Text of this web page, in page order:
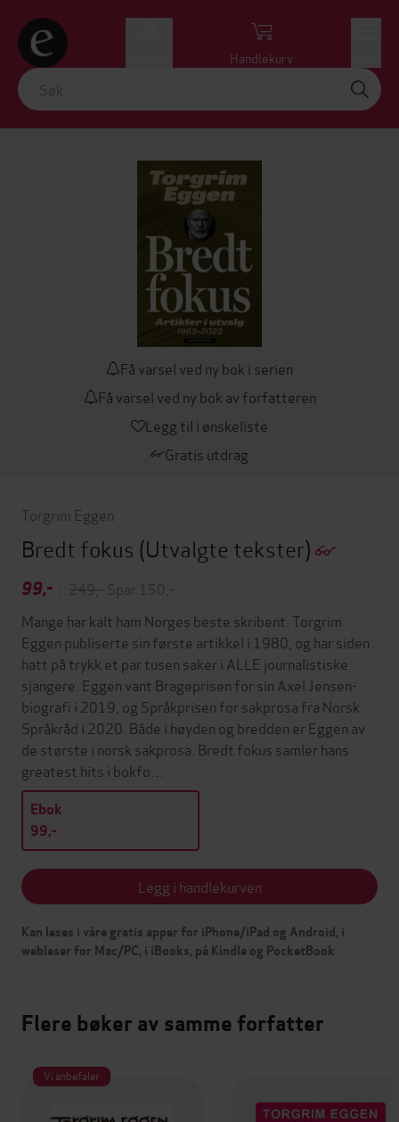
Handlekurv
Få varsel ved ny bok i serien
Få varsel ved ny bok av forfatteren
Legg til i ønskeliste
Gratis utdrag
Torgrim Eggen
Bredt fokus (Utvalgte tekster)
99,- 249,- Spar 150,-
Mange har kalt ham Norges beste skribent. Torgrim
Eggen publiserte sin første artikkel i 1980, og har siden
hatt på trykk et par tusen saker i ALLE journalistiske
sjangere. Eggen vant Brageprisen for sin Axel Jensen-
biografi i 2019, og Språkprisen for sakprosa fra Norsk
Språkråd i 2020. Både i høyden og bredden er Eggen av
de største i norsk sakprosa. Bredt fokus samler hans
greatest hits i bokfo…
Ebok
99,-
Legg i handlekurven
Kan leses i våre gratis apper for iPhone/iPad og Android, i
webleser for Mac/PC, i iBooks, på Kindle og PocketBook
Flere bøker av samme forfatter
Vi anbefaler